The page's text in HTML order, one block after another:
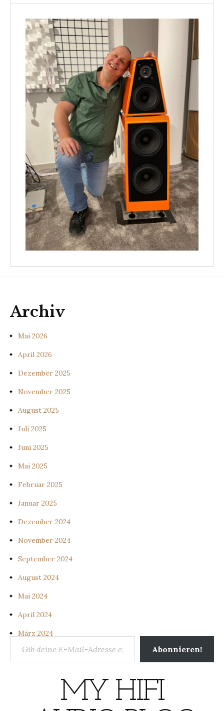
Archiv
Mai 2026
April 2026
Dezember 2025
November 2025
August 2025
Juli 2025
Juni 2025
Mai 2025
Februar 2025
Januar 2025
Dezember 2024
November 2024
September 2024
August 2024
Mai 2024
April 2024
März 2024
Gib deine E-Mail-Adresse ein ...
Abonnieren!
MY HIFI